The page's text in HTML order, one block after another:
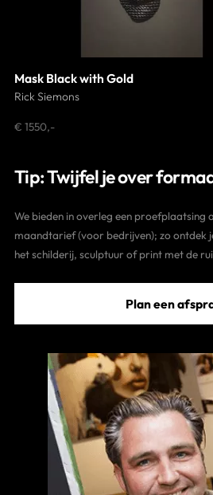
Mask Black with Gold
Rick Siemons
€ 1550,-
Tip: Twijfel je over
We bieden in overleg een proefplaatsing
maandtarief (voor bedrijven); zo ontdek
het schilderij, sculptuur of print met de
Plan een